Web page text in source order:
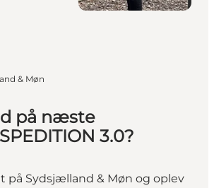
& Møn
på næste
3.0?
på Sydsjælland & Møn og oplev